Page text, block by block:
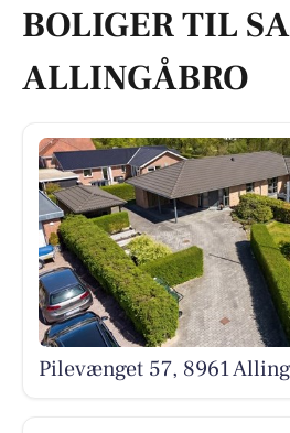
BOLIGER TIL
ALLINGÅBRO
Pilevænget 57, 8961